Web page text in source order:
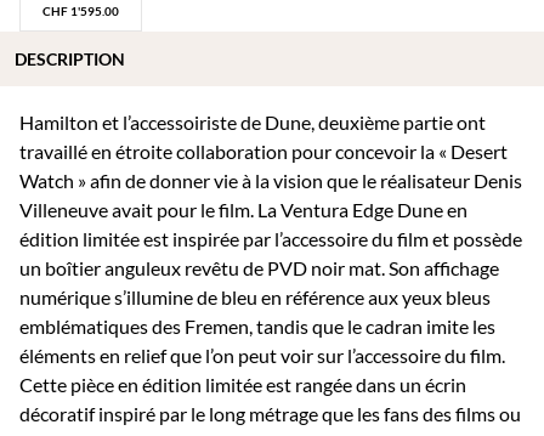
CHF 1'595.00
Hamilton et l’accessoiriste de Dune, deuxième partie ont
travaillé en étroite collaboration pour concevoir la « Desert
Watch » afin de donner vie à la vision que le réalisateur Denis
Villeneuve avait pour le film. La Ventura Edge Dune en
édition limitée est inspirée par l’accessoire du film et possède
un boîtier anguleux revêtu de PVD noir mat. Son affichage
numérique s’illumine de bleu en référence aux yeux bleus
emblématiques des Fremen, tandis que le cadran imite les
éléments en relief que l’on peut voir sur l’accessoire du film.
Cette pièce en édition limitée est rangée dans un écrin
décoratif inspiré par le long métrage que les fans des films ou
DESCRIPTION